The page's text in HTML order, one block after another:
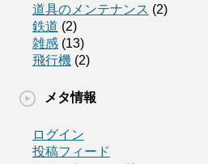
道具のメンテナンス (2)
鉄道 (2)
雑感 (13)
飛行機 (2)
メタ情報
ログイン
投稿フィード